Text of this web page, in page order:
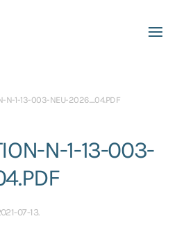
N-1-13-003-NEU-2026_04.PDF
N-1-13-003-
07-13.